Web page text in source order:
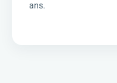
ans.